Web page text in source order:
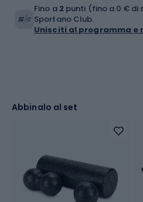
Fino a 2 punti (fino a 0 € di
Sportano Club.
Unisciti al programma e
Abbinalo al set